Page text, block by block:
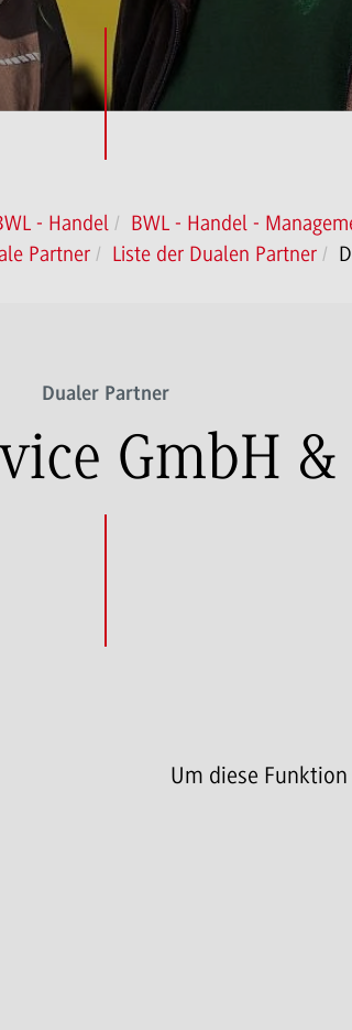
- Handel
BWL - Handel -
Partner Liste der Dualen Partner
Dualer Partner
GmbH &
Um diese